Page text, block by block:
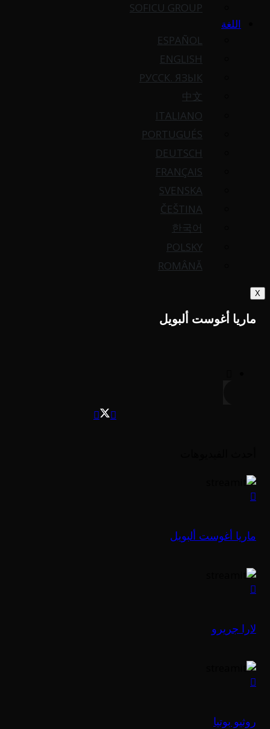
SOFICU GROUP
اللغة
ESPAÑOL
ENGLISH
РУССК. ЯЗЫК
中文
ITALIANO
PORTUGUÉS
DEUTSCH
FRANÇAIS
SVENSKA
ČEŠTINA
한국어
POLSKY
ROMÂNĂ
X
ماريا أغوست ألبويل
ماريا أغوست ألبويل
لارا جريرو
روثيو بوتيا